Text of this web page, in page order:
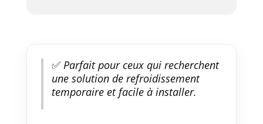
✅Parfait pour ceux qui recherchent
une solution de refroidissement
temporaire et facile à installer.